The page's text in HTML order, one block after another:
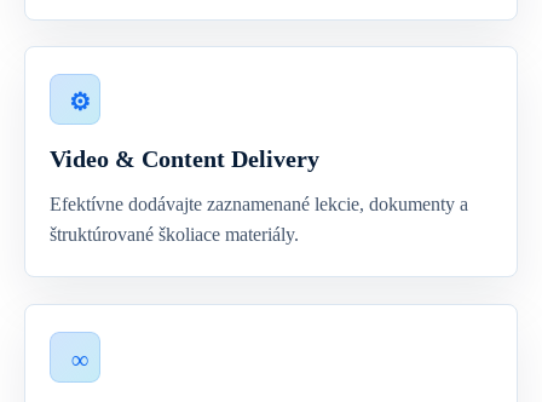
Video & Content Delivery
Efektívne dodávajte zaznamenané lekcie, dokumenty a
štruktúrované školiace materiály.